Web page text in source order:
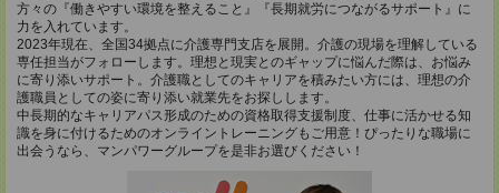
方々の『働きやすい環境を整えること』『長期就労につながるサポート』に
力を入れています。
2023年現在、全国34拠点に介護専門支店を展開。介護の現場を理解している
専任担当がフォローします。理想と現実とのギャップに悩んだ際は、お悩み
に寄り添いサポート。介護職としてのキャリアを積みたい方には、理想の介
護職員としての姿に寄り添い就業先をお探しします。
中長期的なキャリアパス形成のための資格取得支援制度、仕事に活かせる知
識を身に付けるためのオンライントレーニングもご用意！ぴったりな職場に
出会うなら、マンパワーグループを是非お選びください！